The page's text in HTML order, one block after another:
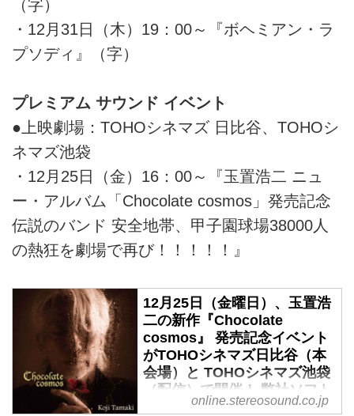
（字）
・12月31日（木）19：00～『ボヘミアン・ラ
プソディ』（字）
プレミアム サウンド イベント
●上映劇場：TOHOシネマズ 日比谷、TOHOシ
ネマズ池袋
・12月25日（金）16：00～『玉置浩二 ニュ
ー・アルバム「Chocolate cosmos」発売記念
伝説のバンド 安全地帯、甲子園球場38000人
の熱狂を劇場で再び！！！！！』
12月25日（金曜日）、玉置浩
二の新作『Chocolate
cosmos』 発売記念イベント
がTOHOシネマズ日比谷（本
会場）と TOHOシネマズ池袋
（配信）で開催！ 弊社ソフト
も併せてお楽しみください。
online.stereosound.co.jp